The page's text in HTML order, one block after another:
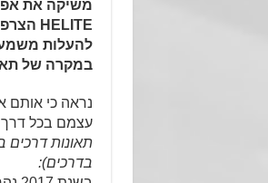
משיקה את
HELITE
להעלות
במקרה של
נראה כי אותם
עצמם בכל דרך
תאונות דרכים
בדרכים):